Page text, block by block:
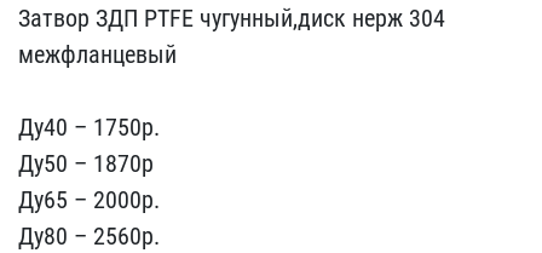
Затвор З​ДП PTFE чугунный,диск не​рж 304
межфланцевый
Ду4​0 – 1750p.
Ду50 – 1870р
​Ду65 – 2000p.
Ду80 – 256​0p.